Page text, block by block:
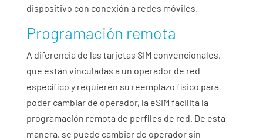
dispositivo con conexión a redes móviles.
Programación remota
A diferencia de las tarjetas SIM convencionales,
que están vinculadas a un operador de red
específico y requieren su reemplazo físico para
poder cambiar de operador, la eSIM facilita la
programación remota de perfiles de red. De esta
manera, se puede cambiar de operador sin